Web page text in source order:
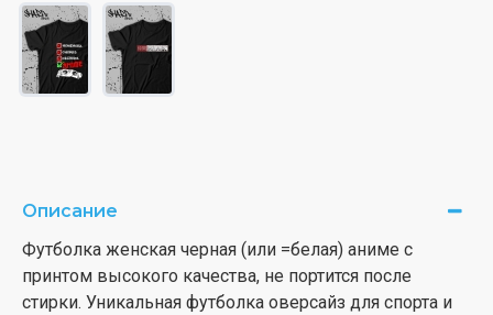
Описание
Футболка женская черная (или =белая) аниме с
принтом высокого качества, не портится после
стирки. Уникальная футболка оверсайз для спорта и